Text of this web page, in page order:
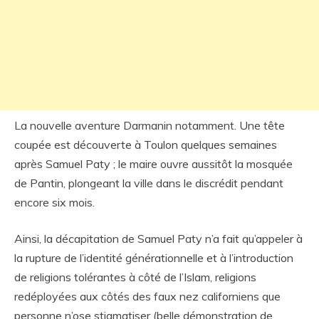
La nouvelle aventure Darmanin notamment. Une tête
coupée est découverte à Toulon quelques semaines
après Samuel Paty ; le maire ouvre aussitôt la mosquée
de Pantin, plongeant la ville dans le discrédit pendant
encore six mois.
Ainsi, la décapitation de Samuel Paty n’a fait qu’appeler à
la rupture de l’identité générationnelle et à l’introduction
de religions tolérantes à côté de l’Islam, religions
redéployées aux côtés des faux nez californiens que
personne n’ose stigmatiser (belle démonstration de